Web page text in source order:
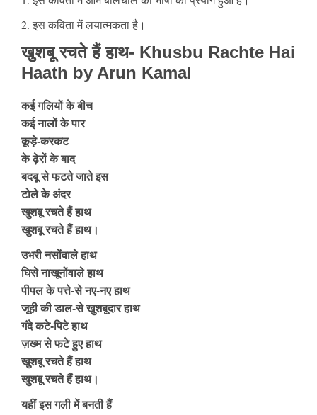
2. इस कविता में लयात्मकता है।
खुशबू रचते हैं हाथ- Khusbu Rachte Hai
Haath by Arun Kamal
कई गलियों के बीच
कई नालों के पार
कूड़े-करकट
के ढ़ेरों के बाद
बदबू से फटते जाते इस
टोले के अंदर
खुशबू रचते हैं हाथ
खुशबू रचते हैं हाथ।
उभरी नसोंवाले हाथ
घिसे नाखूनोंवाले हाथ
पीपल के पत्ते-से नए-नए हाथ
जूही की डाल-से खुशबूदार हाथ
गंदे कटे-पिटे हाथ
ज़ख्म से फटे हुए हाथ
खुशबू रचते हैं हाथ
खुशबू रचते हैं हाथ।
यहीं इस गली में बनती हैं